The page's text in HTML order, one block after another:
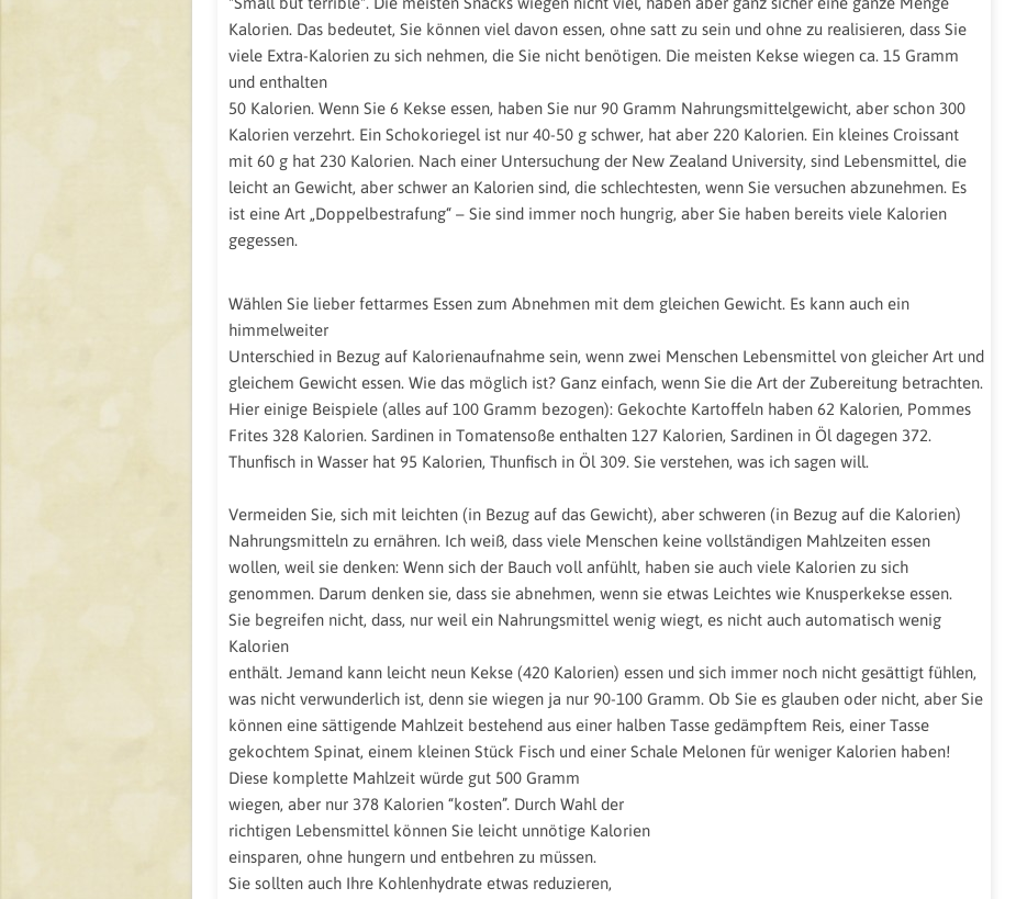
Kalorien. Das bedeutet, Sie können viel davon essen, ohne satt zu sein und ohne zu realisieren, dass Sie
viele Extra-Kalorien zu sich nehmen, die Sie nicht benötigen. Die meisten Kekse wiegen ca. 15 Gramm
und enthalten
50 Kalorien. Wenn Sie 6 Kekse essen, haben Sie nur 90 Gramm Nahrungsmittelgewicht, aber schon 300
Kalorien verzehrt. Ein Schokoriegel ist nur 40-50 g schwer, hat aber 220 Kalorien. Ein kleines Croissant
mit 60 g hat 230 Kalorien. Nach einer Untersuchung der New Zealand University, sind Lebensmittel, die
leicht an Gewicht, aber schwer an Kalorien sind, die schlechtesten, wenn Sie versuchen abzunehmen. Es
ist eine Art „Doppelbestrafung“ – Sie sind immer noch hungrig, aber Sie haben bereits viele Kalorien
gegessen.
Wählen Sie lieber fettarmes Essen zum Abnehmen mit dem gleichen Gewicht. Es kann auch ein
himmelweiter
Unterschied in Bezug auf Kalorienaufnahme sein, wenn zwei Menschen Lebensmittel von gleicher Art und
gleichem Gewicht essen. Wie das möglich ist? Ganz einfach, wenn Sie die Art der Zubereitung betrachten.
Hier einige Beispiele (alles auf 100 Gramm bezogen): Gekochte Kartoffeln haben 62 Kalorien, Pommes
Frites 328 Kalorien. Sardinen in Tomatensoße enthalten 127 Kalorien, Sardinen in Öl dagegen 372.
Thunfisch in Wasser hat 95 Kalorien, Thunfisch in Öl 309. Sie verstehen, was ich sagen will.
Vermeiden Sie, sich mit leichten (in Bezug auf das Gewicht), aber schweren (in Bezug auf die Kalorien)
Nahrungsmitteln zu ernähren. Ich weiß, dass viele Menschen keine vollständigen Mahlzeiten essen
wollen, weil sie denken: Wenn sich der Bauch voll anfühlt, haben sie auch viele Kalorien zu sich
genommen. Darum denken sie, dass sie abnehmen, wenn sie etwas Leichtes wie Knusperkekse essen.
Sie begreifen nicht, dass, nur weil ein Nahrungsmittel wenig wiegt, es nicht auch automatisch wenig
Kalorien
enthält. Jemand kann leicht neun Kekse (420 Kalorien) essen und sich immer noch nicht gesättigt fühlen,
was nicht verwunderlich ist, denn sie wiegen ja nur 90-100 Gramm. Ob Sie es glauben oder nicht, aber Sie
können eine sättigende Mahlzeit bestehend aus einer halben Tasse gedämpftem Reis, einer Tasse
gekochtem Spinat, einem kleinen Stück Fisch und einer Schale Melonen für weniger Kalorien haben!
Diese komplette Mahlzeit würde gut 500 Gramm
wiegen, aber nur 378 Kalorien “kosten”. Durch Wahl der
richtigen Lebensmittel können Sie leicht unnötige Kalorien
einsparen, ohne hungern und entbehren zu müssen.
Sie sollten auch Ihre Kohlenhydrate etwas reduzieren,